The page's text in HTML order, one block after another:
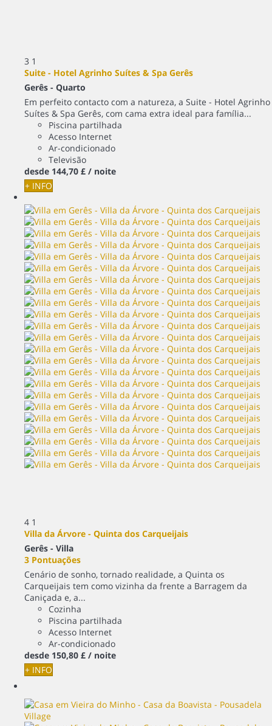
3 1
Suite - Hotel Agrinho Suítes & Spa Gerês
Gerês - Quarto
Em perfeito contacto com a natureza, a Suite - Hotel Agrinho
Suítes & Spa Gerês, com cama extra ideal para família...
Piscina partilhada
Acesso Internet
Ar-condicionado
Televisão
desde 144,70 £ / noite
+ INFO
4 1
Villa da Árvore - Quinta dos Carqueijais
Gerês - Villa
3 Pontuações
Cenário de sonho, tornado realidade, a Quinta os
Carqueijais tem como vizinha da frente a Barragem da
Caniçada e, a...
Cozinha
Piscina partilhada
Acesso Internet
Ar-condicionado
desde 150,80 £ / noite
+ INFO